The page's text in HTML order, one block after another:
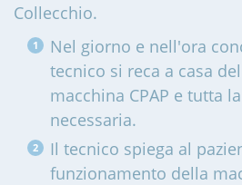
Collecchio.
Nel giorno e nell'ora
tecnico si reca a casa
macchina CPAP e tutta
necessaria.
Il tecnico spiega al
funzionamento della